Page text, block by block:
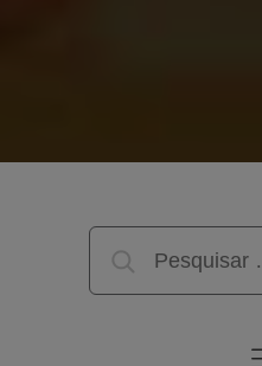
Pesquisar
por: